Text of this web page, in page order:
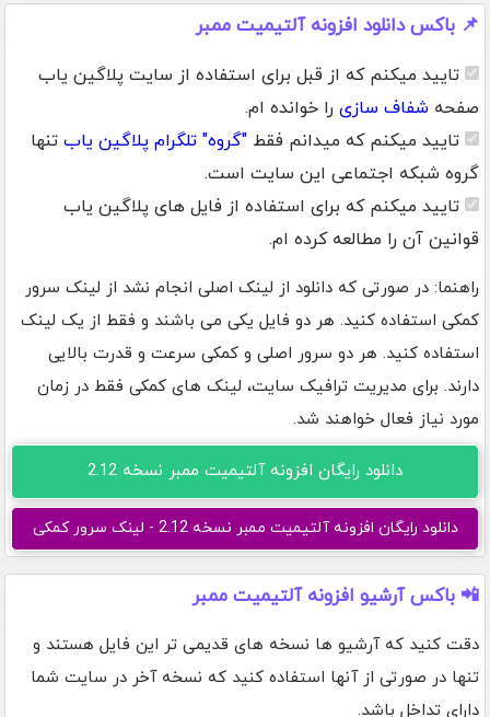
📌 باکس دانلود افزونه آلتیمیت ممبر
تایید میکنم که از قبل برای استفاده از سایت پلاگین یاب
صفحه شفاف سازی را خوانده ام.
تایید میکنم که میدانم فقط "گروه" تلگرام پلاگین یاب تنها
گروه شبکه اجتماعی این سایت است.
تایید میکنم که برای استفاده از فایل های پلاگین یاب
قوانین آن را مطالعه کرده ام.
راهنما: در صورتی که دانلود از لینک اصلی انجام نشد از لینک سرور
کمکی استفاده کنید. هر دو فایل یکی می باشند و فقط از یک لینک
استفاده کنید. هر دو سرور اصلی و کمکی سرعت و قدرت بالایی
دارند. برای مدیریت ترافیک سایت، لینک های کمکی فقط در زمان
مورد نیاز فعال خواهند شد.
دانلود رایگان افزونه آلتیمیت ممبر نسخه 2.12
دانلود رایگان افزونه آلتیمیت ممبر نسخه 2.12 - لینک سرور کمکی
📲 باکس آرشیو افزونه آلتیمیت ممبر
دقت کنید که آرشیو ها نسخه های قدیمی تر این فایل هستند و
تنها در صورتی از آنها استفاده کنید که نسخه آخر در سایت شما
دارای تداخل باشد.